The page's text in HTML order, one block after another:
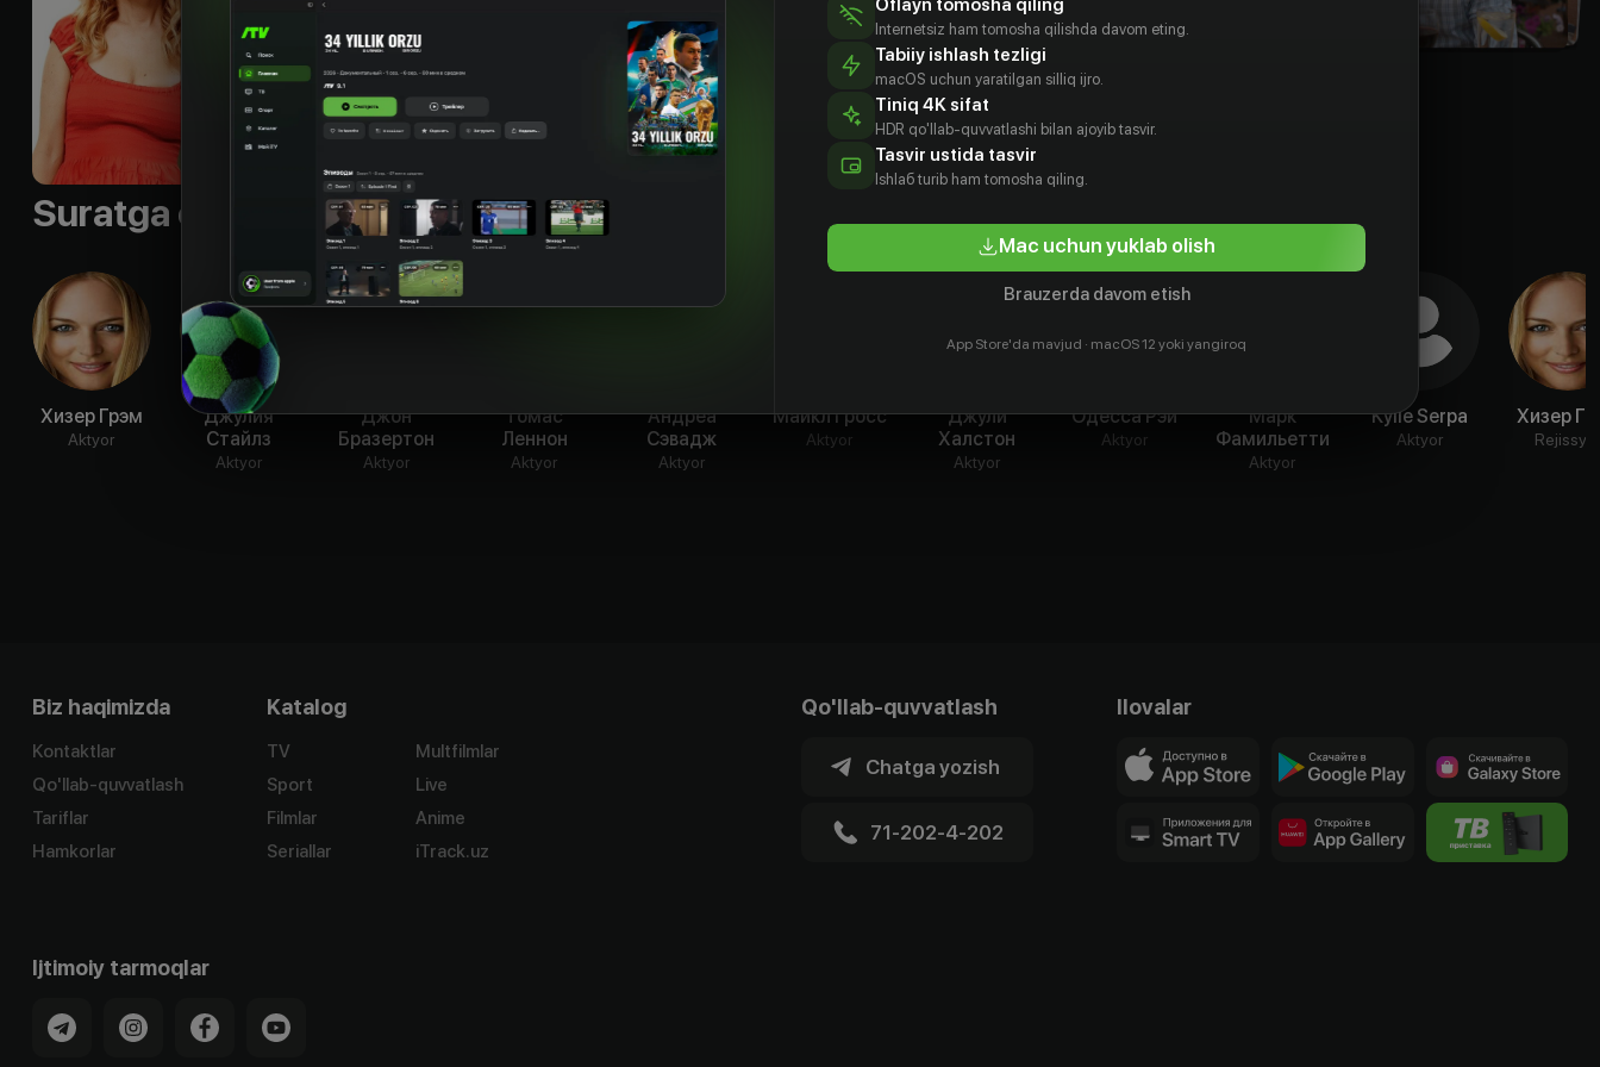
Suratga olish guruhi
Хизер Грэм
Aktyor
Джулия
Стайлз
Aktyor
Джон
Бразертон
Aktyor
Томас
Леннон
Aktyor
Андреа
Сэвадж
Aktyor
Майкл Гросс
Aktyor
Джули
Халстон
Aktyor
Одесса Рэй
Aktyor
Марк
Фамильетти
Aktyor
Kylie Serpa
Aktyor
Хизер
Rejissyor
Biz haqimizda
Kontaktlar
Qo'llab-quvvatlash
Tariflar
Hamkorlar
Katalog
TV
Sport
Filmlar
Seriallar
Multfilmlar
Live
Anime
iTrack.uz
Qo'llab-quvvatlash
Chatga yozish
71-202-4-202
Ilovalar
Ijtimoiy tarmoqlar
Oflayn tomosha qiling
Internetsiz ham tomosha qilishda davom eting.
Tabiiy ishlash tezligi
macOS uchun yaratilgan silliq ijro.
Tiniq 4K sifat
HDR qo'llab-quvvatlashi bilan ajoyib tasvir.
Tasvir ustida tasvir
Ishlаб turib ham tomosha qiling.
Mac uchun yuklab olish
Brauzerda davom etish
App Store'da mavjud · macOS 12 yoki yangiroq